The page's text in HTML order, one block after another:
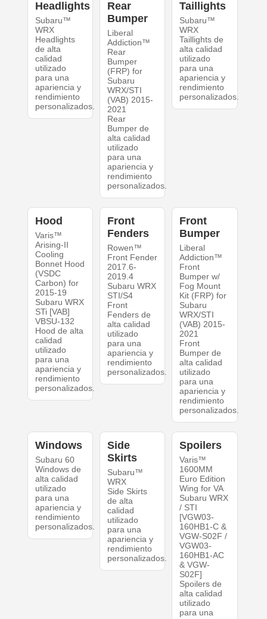
Headlights
Subaru™
WRX
Headlights
de alta
calidad
utilizado
para una
apariencia y
rendimiento
personalizados.
Rear
Bumper
Liberal
Addiction™
Rear
Bumper
(FRP) for
Subaru
WRX/STI
(VAB) 2015-
2021
Rear
Bumper de
alta calidad
utilizado
para una
apariencia y
rendimiento
personalizados.
Taillights
Subaru™
WRX
Taillights de
alta calidad
utilizado
para una
apariencia y
rendimiento
personalizados.
Hood
Varis™
Arising-II
Cooling
Bonnet Hood
(VSDC
Carbon) for
2015-19
Subaru WRX
STi [VAB]
VBSU-132
Hood de alta
calidad
utilizado
para una
apariencia y
rendimiento
personalizados.
Front
Fenders
Rowen™
Front Fender
2017.6-
2019.4
Subaru WRX
STI/S4
Front
Fenders de
alta calidad
utilizado
para una
apariencia y
rendimiento
personalizados.
Front
Bumper
Liberal
Addiction™
Front
Bumper w/
Fog Mount
Kit (FRP) for
Subaru
WRX/STI
(VAB) 2015-
2021
Front
Bumper de
alta calidad
utilizado
para una
apariencia y
rendimiento
personalizados.
Windows
Subaru 60
Windows de
alta calidad
utilizado
para una
apariencia y
rendimiento
personalizados.
Side
Skirts
Subaru™
WRX
Side Skirts
de alta
calidad
utilizado
para una
apariencia y
rendimiento
personalizados.
Spoilers
Varis™
1600MM
Euro Edition
Wing for VA
Subaru WRX
/ STI
[VGW03-
160HB1-C &
VGW-S02F /
VGW03-
160HB1-AC
& VGW-
S02F]
Spoilers de
alta calidad
utilizado
para una